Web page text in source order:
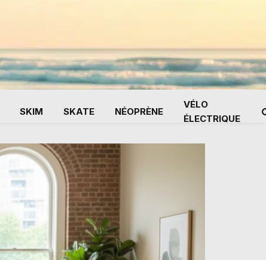
SKIM SKATE NÉOPRÈNE
VÉLO
ÉLECTRIQUE